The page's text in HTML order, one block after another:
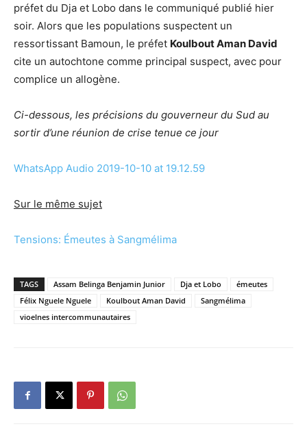
préfet du Dja et Lobo dans le communiqué publié hier
soir. Alors que les populations suspectent un
ressortissant Bamoun, le préfet Koulbout Aman David
cite un autochtone comme principal suspect, avec pour
complice un allogène.
Ci-dessous, les précisions du gouverneur du Sud au
sortir d’une réunion de crise tenue ce jour
WhatsApp Audio 2019-10-10 at 19.12.59
Sur le même sujet
Tensions: Émeutes à Sangmélima
TAGS Assam Belinga Benjamin Junior Dja et Lobo
émeutes
Félix Nguele Nguele
Koulbout Aman David
Sangmélima
vioelnes intercommunautaires